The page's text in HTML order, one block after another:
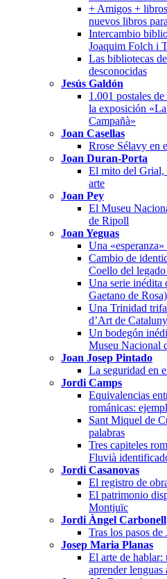
+ Amigos +
nuevos libros
Intercambio
Joaquim Folch i
Las bibliotecas
desconocidas
Jesús Galdón
1.001 postales
la exposición
Campañà»
Joan Casellas
Rrose Sélavy en
Joan Duran-Porta
El mito del Grial,
arte
Joan Pey
El Museu
de Ripoll
Joan Yeguas
Una
Cambio de
Coello del
Una serie inédita
Gaetano de Rosa)
Una Trinidad
d’Art de
Un bodegón
Museu Nacional
Joan Josep Pintado
La seguridad en
Jordi Camps
Equivalencias
románicas:
Sant Miquel de
palabras
Tres capiteles
Fluvià
Jordi Casanovas
El registro de
El patrimonio
Montjuïc
Jordi Àngel Carbonell
Tras los pasos de
Josep Maria Planas
El arte de hablar:
aprender lenguas